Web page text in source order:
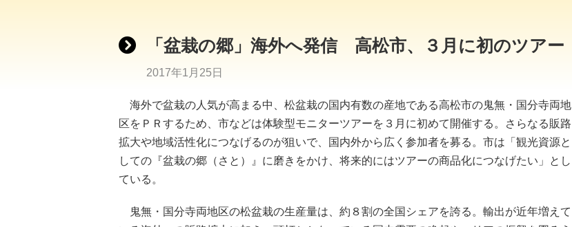
「盆栽の郷」海外へ発信 高松市、３月に初のツアー
2017年1月25日
海外で盆栽の人気が高まる中、松盆栽の国内有数の産地である高松市の鬼無・国分寺両地
区をＰＲするため、市などは体験型モニターツアーを３月に初めて開催する。さらなる販路
拡大や地域活性化につなげるのが狙いで、国内外から広く参加者を募る。市は「観光資源と
しての『盆栽の郷（さと）』に磨きをかけ、将来的にはツアーの商品化につなげたい」とし
ている。
鬼無・国分寺両地区の松盆栽の生産量は、約８割の全国シェアを誇る。輸出が近年増えて